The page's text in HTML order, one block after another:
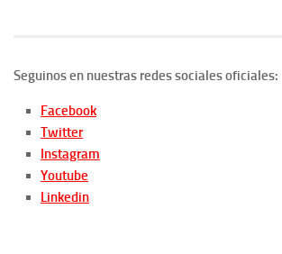
Seguinos en nuestras redes sociales oficiales:
Facebook
Twitter
Instagram
Youtube
Linkedin